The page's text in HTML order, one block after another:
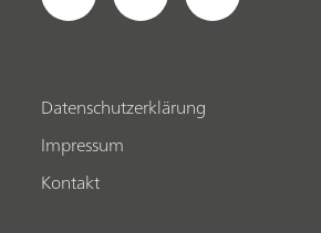
Datenschutzerklärung
Impressum
Kontakt